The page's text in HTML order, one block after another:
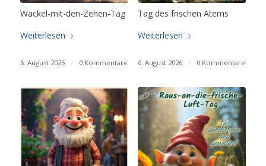
Wackel-mit-den-Zehen-Tag
Weiterlesen
6. August 2026 / 0 Kommentare
Tag des frischen Atems
Weiterlesen
6. August 2026 / 0 Kommentare